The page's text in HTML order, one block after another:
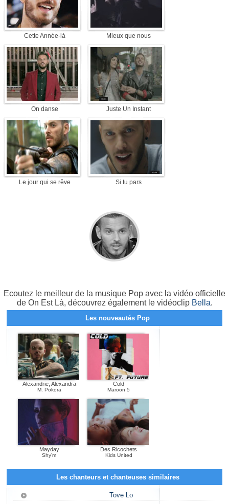
Cette Année-là Mieux que nous
On danse Juste Un Instant
Le jour qui se rêve Si tu pars
Ecoutez le meilleur de la musique Pop avec la vidéo officielle
de On Est Là, découvrez également le vidéoclip Bella.
Les nouveautés Pop
Alexandrie, Alexandra
M. Pokora
Cold
Maroon 5
Mayday
Shy'm
Des Ricochets
Kids United
Les chanteurs et chanteuses similaires
Tove Lo